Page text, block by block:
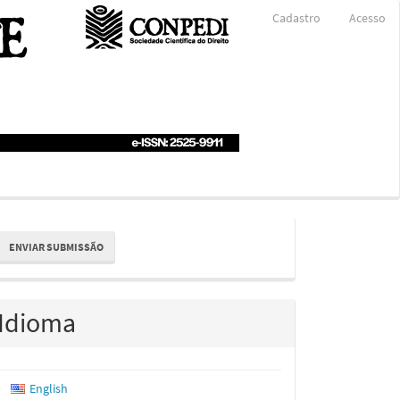
Cadastro Acesso
ENVIAR SUBMISSÃO
Idioma
English